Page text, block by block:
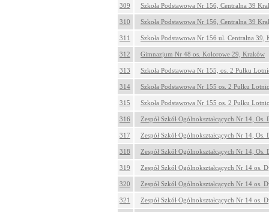
309 Szkoła Podstawowa Nr 156, Centralna 39
310 Szkoła Podstawowa Nr 156, Centralna 39
311 Szkoła Podstawowa Nr 156 ul. Centralna 39,
312 Gimnazjum Nr 48 os. Kolorowe 29, Kraków
313 Szkoła Podstawowa Nr 155, os. 2 Pułku
314 Szkoła Podstawowa Nr 155 os. 2 Pułku
315 Szkoła Podstawowa Nr 155 os. 2 Pułku
316 Zespół Szkół Ogólnokształcących Nr 14,
317 Zespół Szkół Ogólnokształcących Nr 14,
318 Zespół Szkół Ogólnokształcących Nr 14,
319 Zespół Szkół Ogólnokształcących Nr 14
320 Zespół Szkół Ogólnokształcących Nr 14
321 Zespół Szkół Ogólnokształcących Nr 14